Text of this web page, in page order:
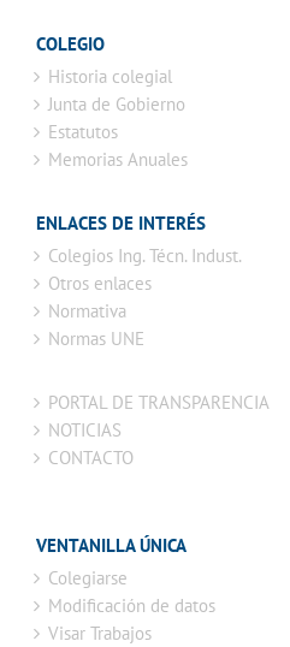
COLEGIO
Historia colegial
Junta de Gobierno
Estatutos
Memorias Anuales
ENLACES DE INTERÉS
Colegios Ing. Técn. Indust.
Otros enlaces
Normativa
Normas UNE
PORTAL DE TRANSPARENCIA
NOTICIAS
CONTACTO
VENTANILLA ÚNICA
Colegiarse
Modificación de datos
Visar Trabajos